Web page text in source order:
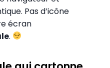
Pas d’icône
écran
.